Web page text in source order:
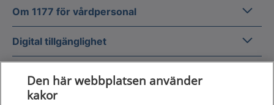
Om 1177 för vårdpersonal Om
Digital tillgänglighet Digital
Den här webbplatsen använder
kakor